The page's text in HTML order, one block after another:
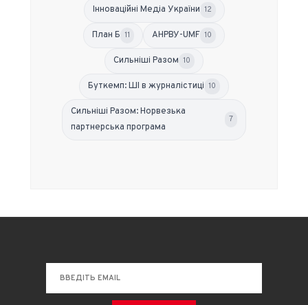
Інноваційні Медіа України 12
План Б 11 АНРВУ-UMF 10
Сильніші Разом 10
Буткемп: ШІ в журналістиці 10
Сильніші Разом: Норвезька
партнерська програма
7